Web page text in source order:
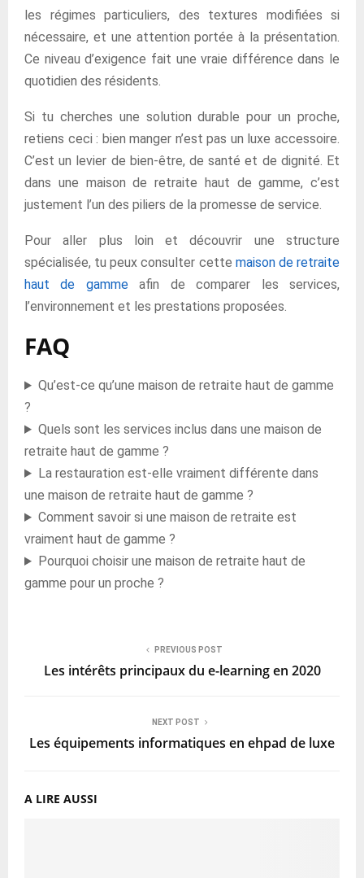
les régimes particuliers, des textures modifiées si
nécessaire, et une attention portée à la présentation.
Ce niveau d’exigence fait une vraie différence dans le
quotidien des résidents.
Si tu cherches une solution durable pour un proche,
retiens ceci : bien manger n’est pas un luxe accessoire.
C’est un levier de bien-être, de santé et de dignité. Et
dans une maison de retraite haut de gamme, c’est
justement l’un des piliers de la promesse de service.
Pour aller plus loin et découvrir une structure
spécialisée, tu peux consulter cette maison de retraite
haut de gammeafin de comparer les services,
l’environnement et les prestations proposées.
FAQ
Qu’est-ce qu’une maison de retraite haut de gamme
?
Quels sont les services inclus dans une maison de
retraite haut de gamme ?
La restauration est-elle vraiment différente dans
une maison de retraite haut de gamme ?
Comment savoir si une maison de retraite est
vraiment haut de gamme ?
Pourquoi choisir une maison de retraite haut de
gamme pour un proche ?
PREVIOUS POST
Les intérêts principaux du e-learning en 2020
NEXT POST
Les équipements informatiques en ehpad de luxe
A LIRE AUSSI